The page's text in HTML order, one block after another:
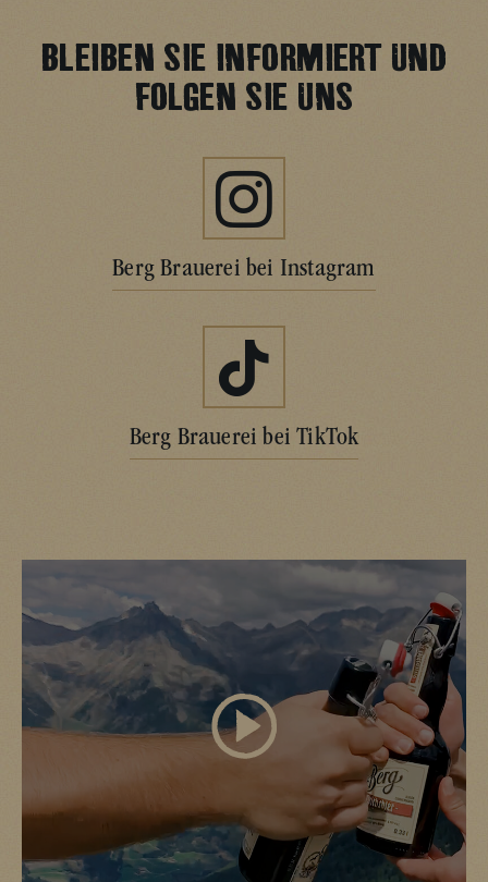
BLEIBEN SIE INFORMIERT UND
FOLGEN SIE UNS
Berg Brauerei bei Instagram
Berg Brauerei bei TikTok